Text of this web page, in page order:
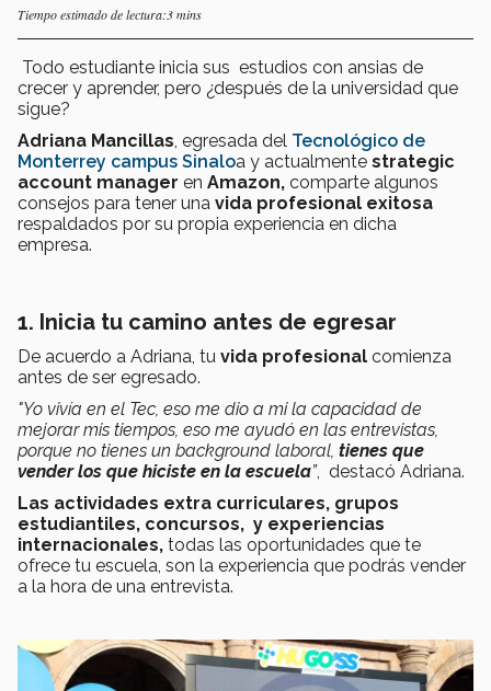
Tiempo estimado de lectura:3 mins
Todo estudiante inicia sus estudios con ansias de
crecer y aprender, pero ¿después de la universidad que
sigue?
Adriana Mancillas , egresada del Tecnológico de
Monterrey campus Sinaloa y actualmente strategic
account manager en Amazon, comparte algunos
consejos para tener una vida profesional exitosa
respaldados por su propia experiencia en dicha
empresa.
1. Inicia tu camino antes de egresar
De acuerdo a Adriana, tu vida profesional comienza
antes de ser egresado.
"Yo vivía en el Tec, eso me dio a mi la capacidad de
mejorar mis tiempos, eso me ayudó en las entrevistas,
porque no tienes un background laboral, tienes que
vender los que hiciste en la escuela”, destacó Adriana.
Las actividades extra curriculares, grupos
estudiantiles, concursos, y experiencias
internacionales, todas las oportunidades que te
ofrece tu escuela, son la experiencia que podrás vender
a la hora de una entrevista.